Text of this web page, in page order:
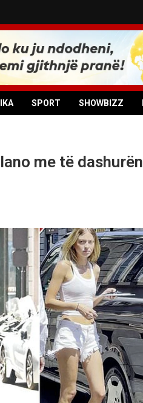
SPORT SHOWBIZZ
me të dashurën